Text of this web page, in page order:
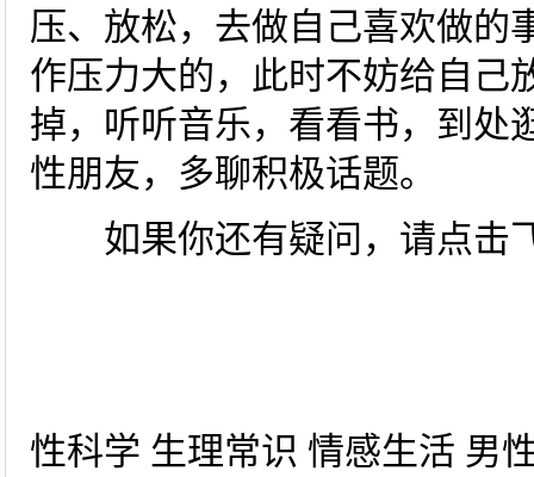
压、放松，去做自己喜欢做的
作压力大的，此时不妨给自己
掉，听听音乐，看看书，到处
性朋友，多聊积极话题。
如果你还有疑问，请点击
性科学 生理常识 情感生活 男